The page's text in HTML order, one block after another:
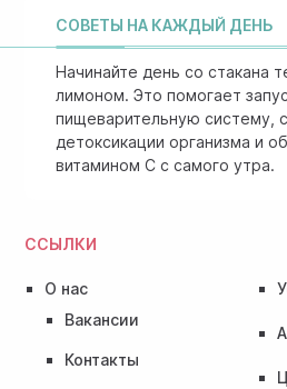
ССЫЛКИ
О нас
Вакансии
Контакты
СОВЕТЫ НА КАЖДЫЙ ДЕНЬ
Начинайте день со стакана
лимоном. Это помогает
пищеварительную систему,
детоксикации организма и
витамином C с самого утра.